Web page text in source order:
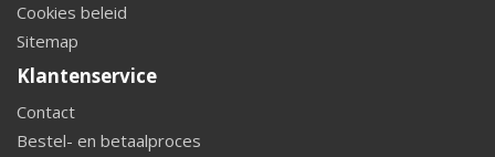
Cookies beleid
Sitemap
Klantenservice
Contact
Bestel- en betaalproces